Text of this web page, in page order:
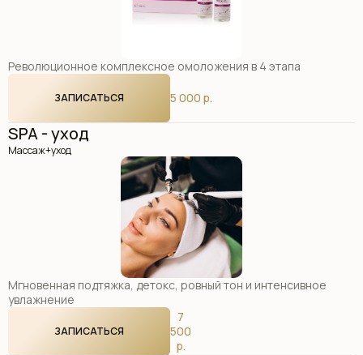
Революционное комплексное омоложения в 4 этапа
5 000 р.
ЗАПИСАТЬСЯ
SPA - уход
Массаж+уход
Мгновенная подтяжка, детокс, ровный тон и интенсивное
увлажнение
7
500
р.
ЗАПИСАТЬСЯ